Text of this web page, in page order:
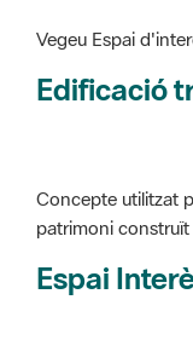
Vegeu Espai
Edificació
Concepte utilitzat
patrimoni
Espai